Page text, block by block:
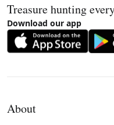
Treasure hunting
Download our app
About